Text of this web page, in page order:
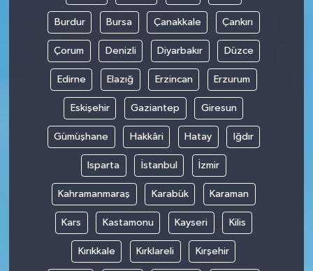
Burdur Bursa Çanakkale Çankırı
Çorum Denizli Diyarbakır Düzce
Edirne Elazığ Erzincan Erzurum
Eskişehir Gaziantep Giresun
Gümüşhane Hakkâri Hatay Iğdır
Isparta İstanbul İzmir
Kahramanmaraş Karabük Karaman
Kars Kastamonu Kayseri Kilis
Kırıkkale Kırklareli Kırşehir